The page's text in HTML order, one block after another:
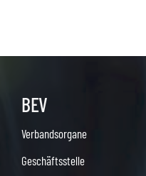
BEV
Verbandsorgane
Geschäftsstelle